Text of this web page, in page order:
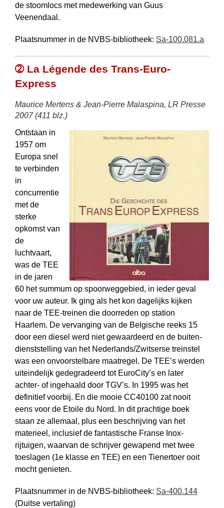
de stoomlocs met mede­werking van Guus
Veenendaal.
Plaatsnummer in de NVBS-bibliotheek: Sa-100.081.a
➁ La Légende des Trans-Euro-
Express
Maurice Mertens & Jean-Pierre Malaspina, LR Presse
2007 (411 blz.)
Ontstaan in
1957 om
Europa snel
te verbinden
in
concurrentie
met de
sterke
opkomst van
de
luchtvaart,
was de TEE
in de jaren
60 het summum op spoorweggebied, in ieder geval
voor uw auteur. Ik ging als het kon dagelijks kijken
naar de TEE-treinen die doorreden op station
Haarlem. De vervanging van de Belgische reeks 15
door een diesel werd niet gewaardeerd en de buiten­
dienst­stelling van het Nederlands/Zwitserse treinstel
was een onvoorstelbare maatregel. De TEE’s werden
uiteindelijk gedegradeerd tot EuroCity’s en later
achter- of ingehaald door TGV’s. In 1995 was het
definitief voorbij. En die mooie CC40100 zat nooit
eens voor de Etoile du Nord. In dit prachtige boek
staan ze allemaal, plus een beschrijving van het
materieel, inclusief de fantastische Franse Inox-
rijtuigen, waarvan de schrijver gewapend met twee
toeslagen (1e klasse en TEE) en een Tienertoer ooit
mocht genieten.
Plaatsnummer in de NVBS-bibliotheek: Sa-400.144
(Duitse vertaling)